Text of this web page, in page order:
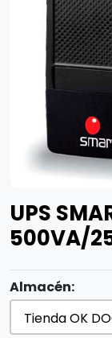
UPS
500VA/
Almacén: